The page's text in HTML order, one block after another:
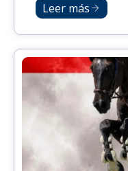
Leer más